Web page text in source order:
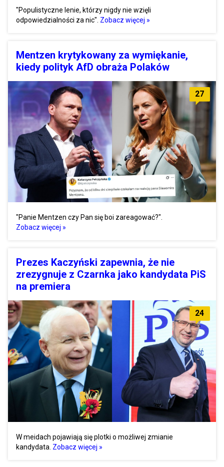
"Populistyczne lenie, którzy nigdy nie wzięli
odpowiedzialności za nic". Zobacz więcej »
Mentzen krytykowany za wymiękanie,
kiedy polityk AfD obraża Polaków
27
"Panie Mentzen czy Pan się boi zareagować?".
Zobacz więcej »
Prezes Kaczyński zapewnia, że nie
zrezygnuje z Czarnka jako kandydata PiS
na premiera
24
W meidach pojawiają się plotki o możliwej zmianie
kandydata. Zobacz więcej »